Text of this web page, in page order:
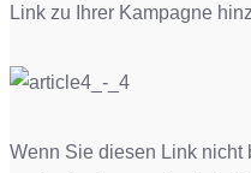
Link zu Ihrer Kampagne
Wenn Sie diesen Link nicht